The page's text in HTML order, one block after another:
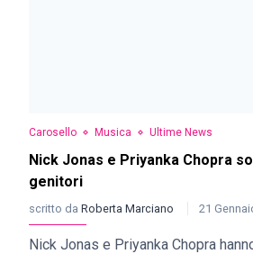
Carosello Musica Ultime News
Nick Jonas e Priyanka Chopra
genitori
scritto da Roberta Marciano 21
Nick Jonas e Priyanka Chopra